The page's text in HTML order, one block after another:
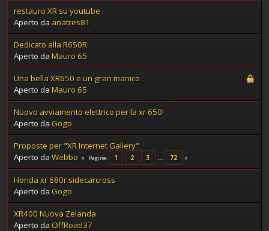
restauro XR su youtube
Aperto da anatres81
Dedicato alla R650R
Aperto da Mauro 65
Una bella XR650 e un gran manico
Aperto da Mauro 65
Nuovo avviamento elettrico per la xr 650!
Aperto da Gogo
Proposte per "XR Internet Gallery"
Aperto da Webbo Pagine 1 2 3 ... 72
Honda xr 680r sidecarcross
Aperto da Gogo
XR400 Nuova Zelanda
Aperto da OffRoad37